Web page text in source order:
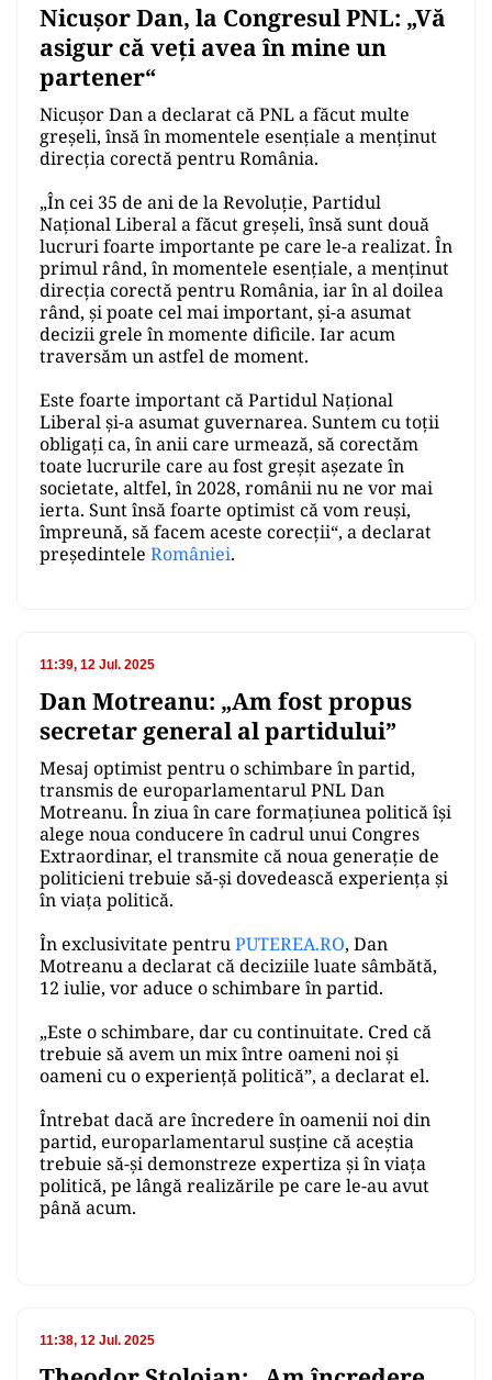
Nicuşor Dan, la Congresul PNL: „Vă
asigur că veți avea în mine un
partener“
Nicuşor Dan a declarat că PNL a făcut multe
greşeli, însă în momentele esenţiale a menţinut
direcţia corectă pentru România.
„În cei 35 de ani de la Revoluție, Partidul
Național Liberal a făcut greșeli, însă sunt două
lucruri foarte importante pe care le-a realizat. În
primul rând, în momentele esențiale, a menținut
direcția corectă pentru România, iar în al doilea
rând, și poate cel mai important, și-a asumat
decizii grele în momente dificile. Iar acum
traversăm un astfel de moment.
Este foarte important că Partidul Național
Liberal și-a asumat guvernarea. Suntem cu toții
obligați ca, în anii care urmează, să corectăm
toate lucrurile care au fost greșit așezate în
societate, altfel, în 2028, românii nu ne vor mai
ierta. Sunt însă foarte optimist că vom reuși,
împreună, să facem aceste corecții“, a declarat
preşedintele României.
11:39, 12 Jul. 2025
Dan Motreanu: „Am fost propus
secretar general al partidului”
Mesaj optimist pentru o schimbare în partid,
transmis de europarlamentarul PNL Dan
Motreanu. În ziua în care formațiunea politică își
alege noua conducere în cadrul unui Congres
Extraordinar, el transmite că noua generație de
politicieni trebuie să-și dovedească experiența și
în viața politică.
În exclusivitate pentruPUTEREA.RO, Dan
Motreanu a declarat că deciziile luate sâmbătă,
12 iulie, vor aduce o schimbare în partid.
„Este o schimbare, dar cu continuitate. Cred că
trebuie să avem un mix între oameni noi și
oameni cu o experiență politică”, a declarat el.
Întrebat dacă are încredere în oamenii noi din
partid, europarlamentarul susține că aceștia
trebuie să-și demonstreze expertiza și în viața
politică, pe lângă realizările pe care le-au avut
până acum.
11:38, 12 Jul. 2025